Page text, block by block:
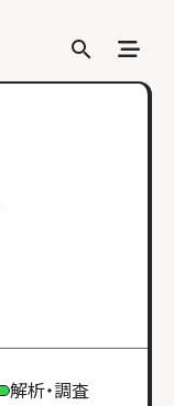
search
search
解析・調査